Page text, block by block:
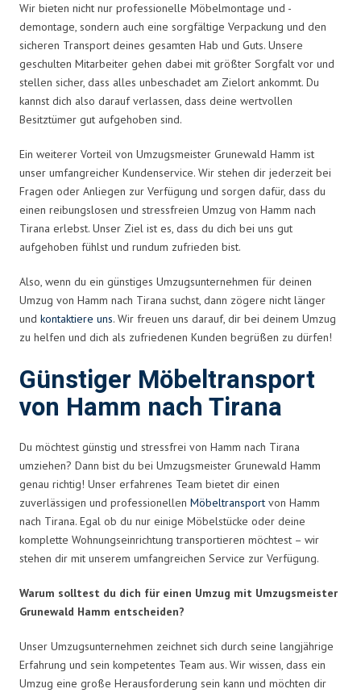
Wir bieten nicht nur professionelle Möbelmontage und -
demontage, sondern auch eine sorgfältige Verpackung und den
sicheren Transport deines gesamten Hab und Guts. Unsere
geschulten Mitarbeiter gehen dabei mit größter Sorgfalt vor und
stellen sicher, dass alles unbeschadet am Zielort ankommt. Du
kannst dich also darauf verlassen, dass deine wertvollen
Besitztümer gut aufgehoben sind.
Ein weiterer Vorteil von Umzugsmeister Grunewald Hamm ist
unser umfangreicher Kundenservice. Wir stehen dir jederzeit bei
Fragen oder Anliegen zur Verfügung und sorgen dafür, dass du
einen reibungslosen und stressfreien Umzug von Hamm nach
Tirana erlebst. Unser Ziel ist es, dass du dich bei uns gut
aufgehoben fühlst und rundum zufrieden bist.
Also, wenn du ein günstiges Umzugsunternehmen für deinen
Umzug von Hamm nach Tirana suchst, dann zögere nicht länger
und kontaktiere uns. Wir freuen uns darauf, dir bei deinem Umzug
zu helfen und dich als zufriedenen Kunden begrüßen zu dürfen!
Günstiger Möbeltransport
von Hamm nach Tirana
Du möchtest günstig und stressfrei von Hamm nach Tirana
umziehen? Dann bist du bei Umzugsmeister Grunewald Hamm
genau richtig! Unser erfahrenes Team bietet dir einen
zuverlässigen und professionellen Möbeltransport von Hamm
nach Tirana. Egal ob du nur einige Möbelstücke oder deine
komplette Wohnungseinrichtung transportieren möchtest – wir
stehen dir mit unserem umfangreichen Service zur Verfügung.
Warum solltest du dich für einen Umzug mit Umzugsmeister
Grunewald Hamm entscheiden?
Unser Umzugsunternehmen zeichnet sich durch seine langjährige
Erfahrung und sein kompetentes Team aus. Wir wissen, dass ein
Umzug eine große Herausforderung sein kann und möchten dir